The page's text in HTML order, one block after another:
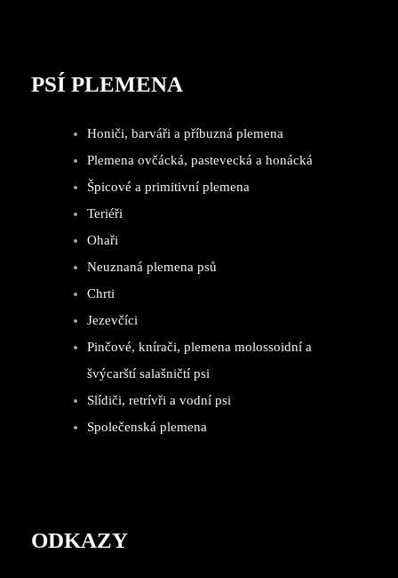
PSÍ PLEMENA
Honiči, barváři a příbuzná plemena
Plemena ovčácká, pastevecká a honácká
Špicové a primitivní plemena
Teriéři
Ohaři
Neuznaná plemena psů
Chrti
Jezevčíci
Pinčové, knírači, plemena molossoidní a
švýcarští salašničtí psi
Slídiči, retrívři a vodní psi
Společenská plemena
ODKAZY